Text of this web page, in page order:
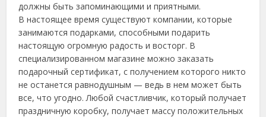
должны быть запоминающими и приятными.
В настоящее время существуют компании, которые
занимаются подарками, способными подарить
настоящую огромную радость и восторг. В
специализированном магазине можно заказать
подарочный сертификат, с получением которого никто
не останется равнодушным — ведь в нем может быть
все, что угодно. Любой счастливчик, который получает
праздничную коробку, получает массу положительных